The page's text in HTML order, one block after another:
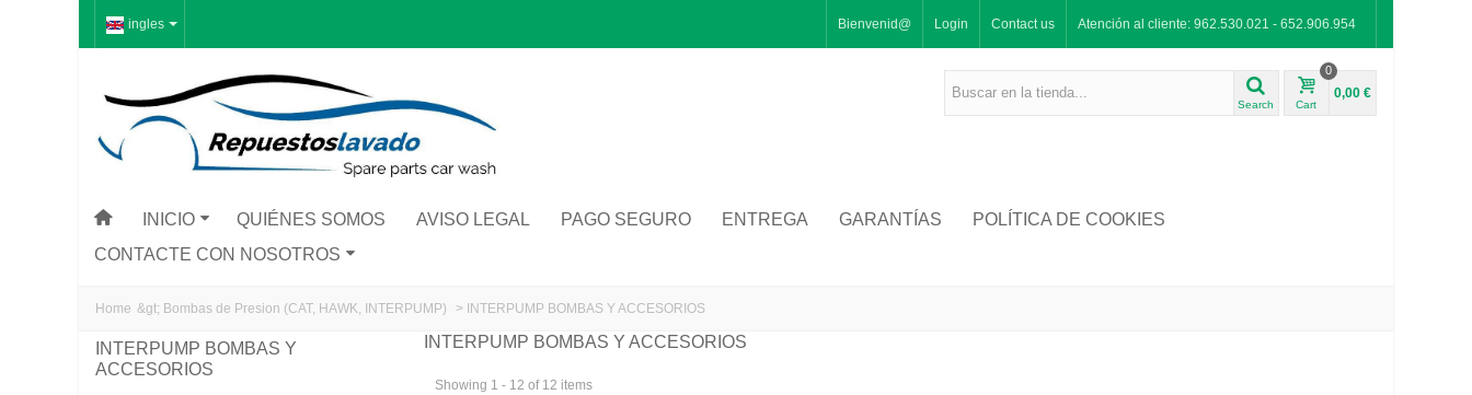
Atención al cliente: 962.530.021 - 652.906.954
ingles Contact us
Bienvenid@ Login
Search Cart
0
0,00 €
INICIO QUIÉNES SOMOS AVISO LEGAL PAGO SEGURO ENTREGA GARANTÍAS
POLÍTICA DE COOKIES
CONTACTE CON NOSOTROS
Home &gt; Bombas de Presion (CAT, HAWK, INTERPUMP) > INTERPUMP BOMBAS Y ACCESORIOS
INTERPUMP BOMBAS Y
ACCESORIOS
INTERPUMP BOMBAS Y ACCESORIOS
Showing 1 - 12 of 12 items